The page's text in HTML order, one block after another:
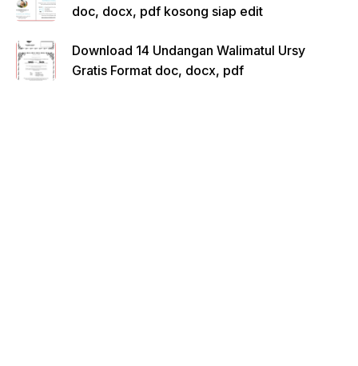
doc, docx, pdf kosong siap edit
Download 14 Undangan Walimatul Ursy
Gratis Format doc, docx, pdf